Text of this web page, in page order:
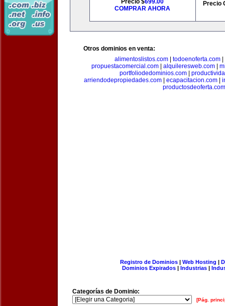
Precio $699.00
COMPRAR AHORA
Precio
Otros dominios en venta:
alimentoslistos.com| todoenoferta.com|
propuestacomercial.com
alquileresweb.com
portfoliodedominios.com
arriendodepropiedades.com| ecapacitacion.com|
productosdeoferta.com
Registro de Dominios| Web Hosting |
Dominios Expirados | Industrias |
Categorías de Dominio:
[Pág.